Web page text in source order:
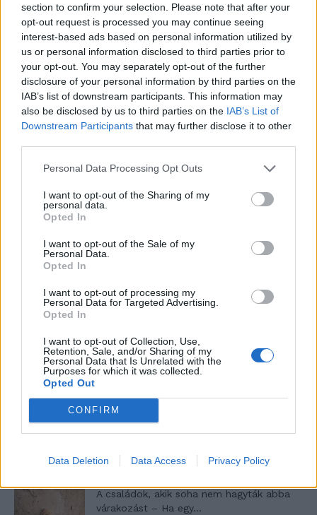
section to confirm your selection. Please note that after your
opt-out request is processed you may continue seeing
interest-based ads based on personal information utilized by
us or personal information disclosed to third parties prior to
your opt-out. You may separately opt-out of the further
disclosure of your personal information by third parties on the
IAB’s list of downstream participants. This information may
also be disclosed by us to third parties on the IAB’s List of
Downstream Participants that may further disclose it to other
Personal Data Processing Opt Outs
I want to opt-out of the Sharing of my
personal data.
Opted In
I want to opt-out of the Sale of my
Personal Data.
Opted In
I want to opt-out of processing my
Personal Data for Targeted Advertising.
Opted In
I want to opt-out of Collection, Use,
Retention, Sale, and/or Sharing of my
Personal Data that Is Unrelated with the
Purposes for which it was collected.
Opted Out
CONFIRM
Data Deletion Data Access Privacy Policy
T. Barnett: Gyilkosság a Garda-tónál 12.
rész
T. szereti a fiatal lányokat 13. rész
Máltai kaland 7.
10 tanács, ha jobban akarod érezni magad
a hétköznapokban
Egy ház, amely a tengerre és a fényre
A családok, akik soha nem hagyták abba
várakozást – Ha egy...